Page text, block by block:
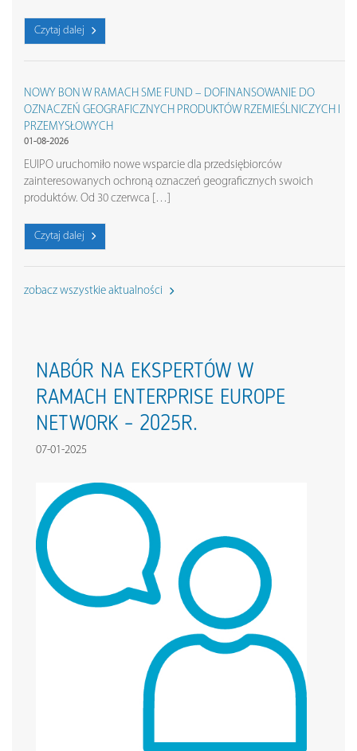
Czytaj dalej
NOWY BON W RAMACH SME FUND – DOFINANSOWANIE DO
OZNACZEŃ GEOGRAFICZNYCH PRODUKTÓW RZEMIEŚLNICZYCH I
PRZEMYSŁOWYCH
01-08-2026
EUIPO uruchomiło nowe wsparcie dla przedsiębiorców
zainteresowanych ochroną oznaczeń geograficznych swoich
produktów. Od 30 czerwca […]
Czytaj dalej
zobacz wszystkie aktualności
NABÓR NA EKSPERTÓW W
RAMACH ENTERPRISE EUROPE
NETWORK – 2025R.
07-01-2025